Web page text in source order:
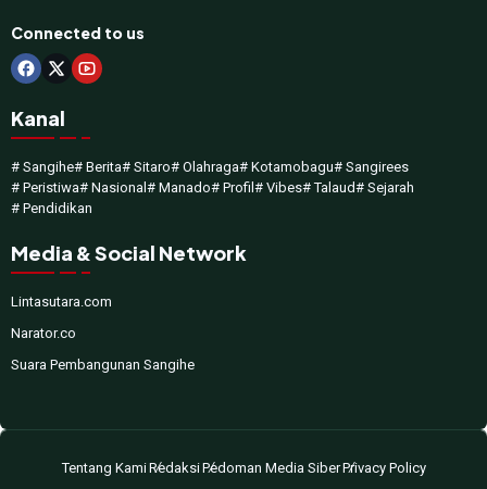
Connected to us
Kanal
# Sangihe# Berita# Sitaro# Olahraga# Kotamobagu# Sangirees
# Peristiwa# Nasional # Manado# Profil # Vibes# Talaud# Sejarah
# Pendidikan
Media & Social Network
Lintasutara.com
Narator.co
Suara Pembangunan Sangihe
Tentang KamiRedaksiPedoman Media SiberPrivacy Policy